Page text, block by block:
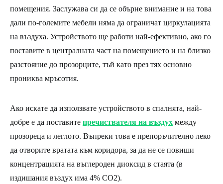
помещения. Заслужава си да се обърне внимание и на това
дали по-големите мебели няма да ограничат циркулацията
на въздуха. Устройството ще работи най-ефективно, ако го
поставите в централната част на помещението и на близко
разстояние до прозорците, тъй като през тях основно
прониква мръсотия.
Ако искате да използвате устройството в спалнята, най-
добре е да поставите пречиствателя на въздух между
прозореца и леглото. Въпреки това е препоръчително леко
да отворите вратата към коридора, за да не се повиши
концентрацията на въглероден диоксид в стаята (в
издишания въздух има 4% CO2).